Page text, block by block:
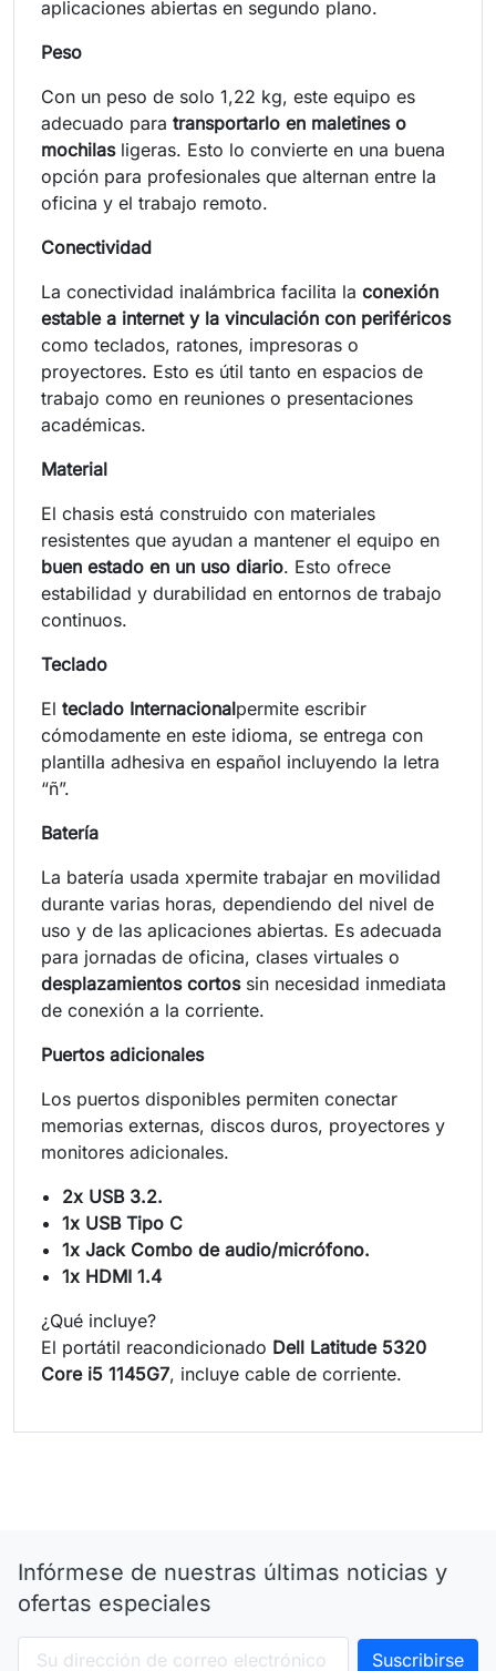
aplicaciones abiertas en segundo plano.
Peso
Con un peso de solo 1,22 kg, este equipo es
adecuado para transportarlo en maletines o
mochilasligeras. Esto lo convierte en una buena
opción para profesionales que alternan entre la
oficina y el trabajo remoto.
Conectividad
La conectividad inalámbrica facilita la conexión
estable a internet y la vinculación con periféricos
como teclados, ratones, impresoras o
proyectores. Esto es útil tanto en espacios de
trabajo como en reuniones o presentaciones
académicas.
Material
El chasis está construido con materiales
resistentes que ayudan a mantener el equipo en
buen estado en un uso diario. Esto ofrece
estabilidad y durabilidad en entornos de trabajo
continuos.
Teclado
El teclado Internacionalpermite escribir
cómodamente en este idioma, se entrega con
plantilla adhesiva en español incluyendo la letra
“ñ”.
Batería
La batería usada xpermite trabajar en movilidad
durante varias horas, dependiendo del nivel de
uso y de las aplicaciones abiertas. Es adecuada
para jornadas de oficina, clases virtuales o
desplazamientos cortossin necesidad inmediata
de conexión a la corriente.
Puertos adicionales
Los puertos disponibles permiten conectar
memorias externas, discos duros, proyectores y
monitores adicionales.
2x USB 3.2.
1x USB Tipo C
1x Jack Combo de audio/micrófono.
1x HDMI 1.4
¿Qué incluye?
El portátil reacondicionado Dell Latitude 5320
Core i5 1145G7, incluye cable de corriente.
Infórmese de nuestras últimas noticias y
ofertas especiales